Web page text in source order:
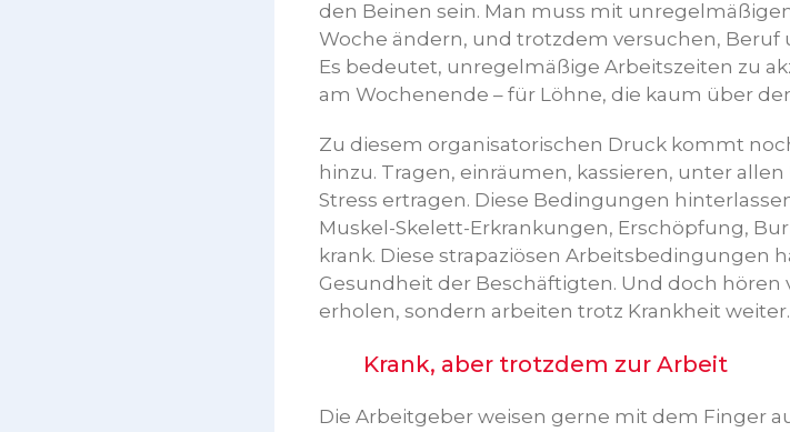
den Beinen sein. Man muss mit
Woche ändern, und trotzdem versuchen,
Es bedeutet, unregelmäßige Arbeitszeiten zu
am Wochenende – für Löhne, die kaum über
Zu diesem organisatorischen Druck kommt
hinzu. Tragen, einräumen, kassieren, unter
Stress ertragen. Diese Bedingungen
Muskel-Skelett-Erkrankungen, Erschöpfung,
krank. Diese strapaziösen Arbeitsbedingungen
Gesundheit der Beschäftigten. Und doch hören
erholen, sondern arbeiten trotz Krankheit weiter.
Krank, aber trotzdem zur Arbeit
Die Arbeitgeber weisen gerne mit dem Finger